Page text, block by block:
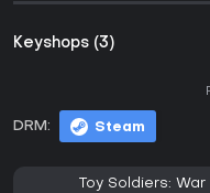
Keyshops (3)
DRM: Steam
Toy Soldiers: